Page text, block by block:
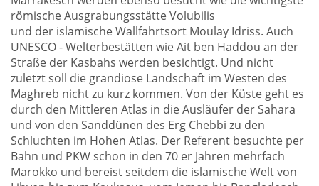
römische Ausgrabungsstätte Volubilis
und der islamische Wallfahrtsort Moulay Idriss. Auch
UNESCO - Welterbestätten wie Ait ben Haddou an der
Straße der Kasbahs werden besichtigt. Und nicht
zuletzt soll die grandiose Landschaft im Westen des
Maghreb nicht zu kurz kommen. Von der Küste geht es
durch den Mittleren Atlas in die Ausläufer der Sahara
und von den Sanddünen des Erg Chebbi zu den
Schluchten im Hohen Atlas. Der Referent besuchte per
Bahn und PKW schon in den 70 er Jahren mehrfach
Marokko und bereist seitdem die islamische Welt von